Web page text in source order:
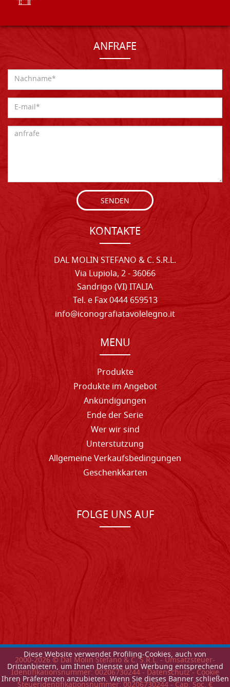
Diese Website verwendet Profiling-Cookies, auch von
Drittanbietern, um Ihnen Dienste und Werbung entsprechend
Ihren Präferenzen anzubieten. Wenn Sie dieses Banner schließen
ANFRAFE
SENDEN
KONTAKTE
DAL MOLIN STEFANO & C. S.R.L.
Via Lupiola, 2 - 36066
Sandrigo (VI) ITALIA
Tel. e Fax 0444 659513
info@iconografiatavolelegno.it
MENU
Produkte
Produkte im Angebot
Ankündigungen
Ende der Serie
Wer wir sind
Unterstutzung
Allgemeine Verkaufsbedingungen
Geschenkkarten
FOLGE UNS AUF
2000-2026© Dal Molin Stefano & C. S.R.L. - Umsatzsteuer-
Identifikationsnummer: 00206730244 -Datenschutz-Cookie